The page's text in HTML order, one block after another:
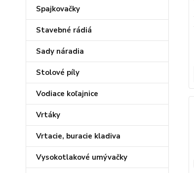
Spajkovačky
Stavebné rádiá
Sady náradia
Stolové píly
Vodiace koľajnice
Vrtáky
Vrtacie, buracie kladiva
Vysokotlakové umývačky